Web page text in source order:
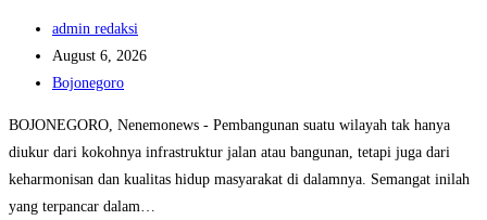
di
Kesongo
Post
author:
admin redaksi
Post
published:
August 6, 2026
Post
Bojonegoro
BOJONEGORO, Nenemonews - Pembangunan suatu wilayah tak hanya
diukur dari kokohnya infrastruktur jalan atau bangunan, tetapi juga dari
keharmonisan dan kualitas hidup masyarakat di dalamnya. Semangat inilah
yang terpancar dalam…